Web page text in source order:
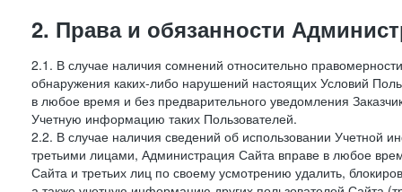
2. Права и обязанности
2.1. В случае наличия сомнений относительно
обнаружения каких-либо нарушений настоящих Условий
в любое время и без предварительного уведомления
Учетную информацию таких Пользователей.
2.2. В случае наличия сведений об использовании Учетной
третьими лицами, Администрация Сайта вправе в любое
Сайта и третьих лиц по своему усмотрению удалить,